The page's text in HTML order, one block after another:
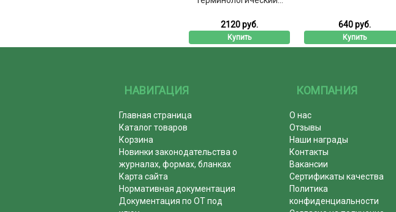
2120 руб.
Купить
640 руб.
Купить
НАВИГАЦИЯ
Главная страница
Каталог товаров
Корзина
Новинки законодательства о
журналах, формах, бланках
Карта сайта
Нормативная документация
Документация по ОТ под
КОМПАНИЯ
О нас
Отзывы
Наши награды
Контакты
Вакансии
Сертификаты качества
Политика
конфиденциальности